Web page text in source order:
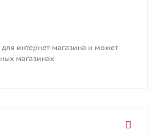
интернет-магазина и может
магазинах